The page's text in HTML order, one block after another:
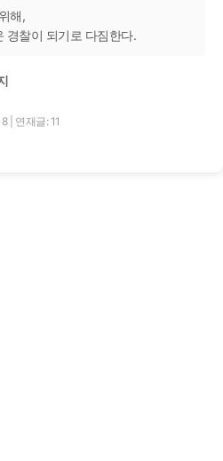
해,
경찰이 되기로 다짐한다.
8 연재글: 11